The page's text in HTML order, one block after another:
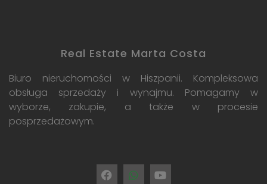
Real Estate Marta Costa
Biuro nieruchomości w Hiszpanii. Kompleksowa
obsługa sprzedaży i wynajmu. Pomagamy w
wyborze, zakupie, a także w procesie
posprzedażowym.